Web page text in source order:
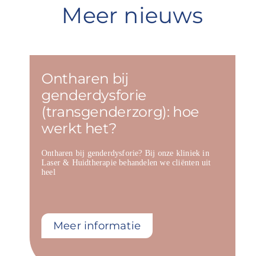
Meer nieuws
Ontharen bij
genderdysforie
(transgenderzorg): hoe
werkt het?
Ontharen bij genderdysforie? Bij onze kliniek in
Laser & Huidtherapie behandelen we cliënten uit
heel
Meer informatie